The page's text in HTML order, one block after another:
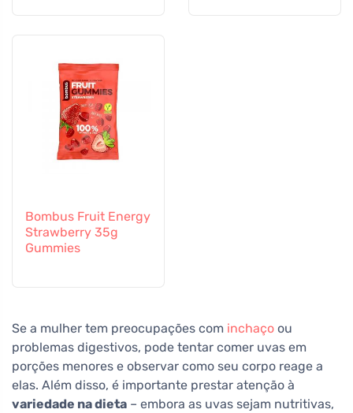
Bombus Fruit Energy
Strawberry 35g
Gummies
Se a mulher tem preocupações com inchaço ou
problemas digestivos, pode tentar comer uvas em
porções menores e observar como seu corpo reage a
elas. Além disso, é importante prestar atenção à
variedade na dieta – embora as uvas sejam nutritivas,